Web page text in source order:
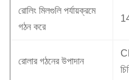
রোলিং মিলগুলি পর্যায়ক্রমে
গঠন করে
রোলার গঠনের উপাদান